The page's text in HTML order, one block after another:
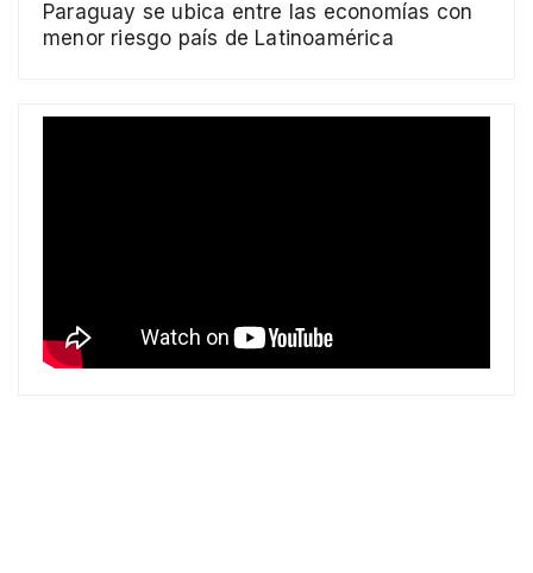
Paraguay se ubica entre las economías con
menor riesgo país de Latinoamérica